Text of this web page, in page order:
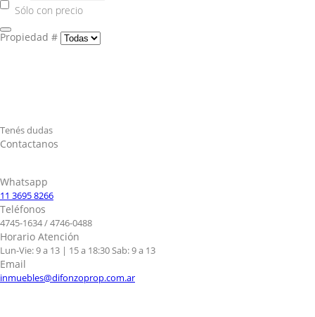
Sólo con precio
Propiedad #
Tenés dudas
Contactanos
Whatsapp
11 3695 8266
Teléfonos
4745-1634 / 4746-0488
Horario Atención
Lun-Vie: 9 a 13 | 15 a 18:30 Sab: 9 a 13
Email
inmuebles@difonzoprop.com.ar